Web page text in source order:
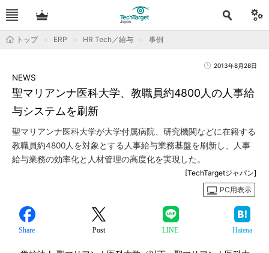
トップ ERP HR Tech／給与 事例
2013年8月28日
聖マリアンナ医科大学、教職員約4800人の人事給
与システムを刷新
NEWS
聖マリアンナ医科大学が大学付属病院、研究機関などに在籍する
教職員約4800人を対象とする人事給与業務基盤を刷新し、人事
給与業務の効率化と人材管理の高度化を実現した。
[TechTargetジャパン]
PC用表示
Share Post LINE Hatena